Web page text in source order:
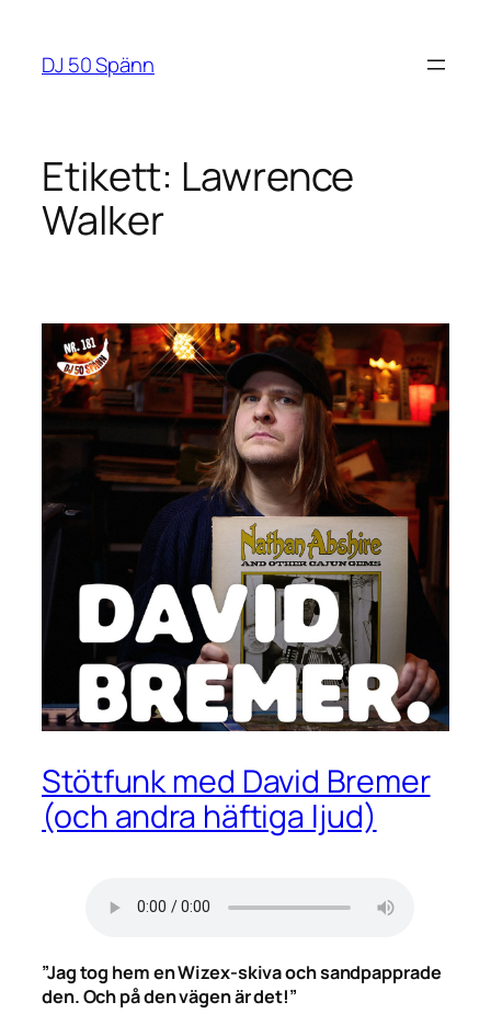
innehåll
DJ 50 Spänn
Etikett: Lawrence
Walker
Stötfunk med David Bremer
(och andra häftiga ljud)
”Jag tog hem en Wizex-skiva och sandpapprade
den. Och på den vägen är det!”